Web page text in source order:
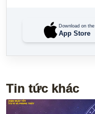
Download on the
App Store
Tin tức khác